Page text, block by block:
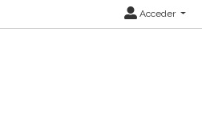
Acceder